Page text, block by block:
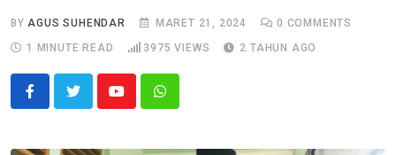
BYAGUS SUHENDAR MARET 21, 2024 0 COMMENTS
1 MINUTE READ
3975 VIEWS 2 TAHUN AGO
YoutubeWhatsapp